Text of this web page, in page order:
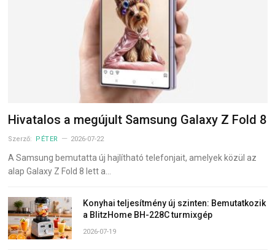
Hivatalos a megújult Samsung Galaxy Z Fold 8
Szerző: PÉTER 2026-07-22
A Samsung bemutatta új hajlítható telefonjait, amelyek közül az
alap Galaxy Z Fold 8 lett a…
Konyhai teljesítmény új szinten: Bemutatkozik
a BlitzHome BH-228C turmixgép
2026-07-19